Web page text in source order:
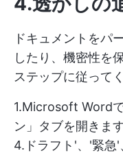
ドキュメントをパ
したり、機密性を
ステップに従って
1.Microsoft Word
ン」タブを開きま
4.ドラフト'、'緊急